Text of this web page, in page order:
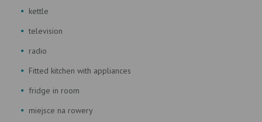
kettle
television
radio
Fitted kitchen with appliances
fridge in room
miejsce na rowery